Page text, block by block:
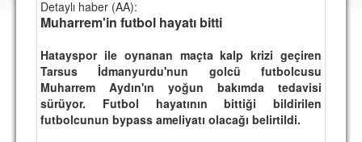
DEPLASMAN
MULTİMEDYA
FOTOĞRAF & VİDEOLAR
MARŞ & TEZAHÜRATLAR
Detaylı haber (AA):
Muharrem'in futbol hayatı bitti
Hatayspor ile oynanan maçta kalp krizi geçiren
Tarsus İdmanyurdu'nun golcü futbolcusu
Muharrem Aydın'ın yoğun bakımda tedavisi
sürüyor. Futbol hayatının bittiği bildirilen
futbolcunun bypass ameliyatı olacağı belirtildi.